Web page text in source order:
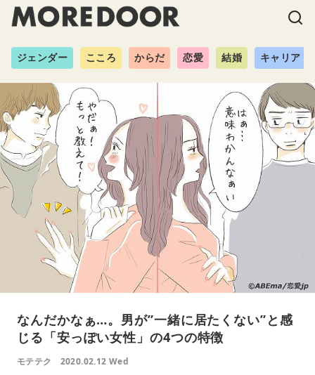
ジェンダー こころ からだ 恋愛 結婚 キャリア
なんだかなぁ…。男が”一緒に居たくない”と感
じる「安っぽい女性」の4つの特徴
モテテク 2020.02.12 Wed